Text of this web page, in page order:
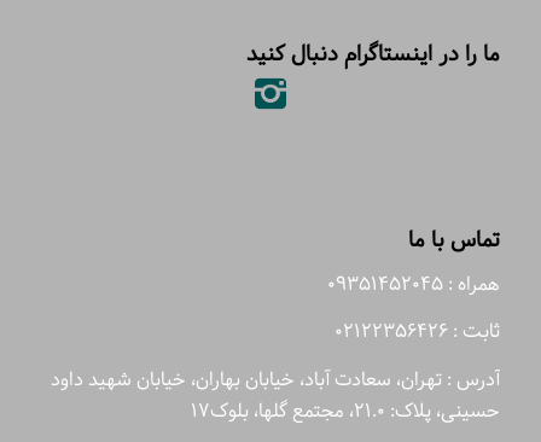
ما را در اینستاگرام دنبال کنید
تماس با ما
همراه : 09351452045
ثابت : 02122356426
آدرس : تهران، سعادت آباد، خیابان بهاران، خیابان شهید داود
حسینی، پلاک: 21.0، مجتمع گلها، بلوک17